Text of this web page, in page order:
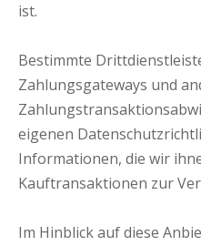
ist.
Bestimmte
Zahlungsgateways und
eigenen
Informationen, die wir
Kauftransaktionen zur
Im Hinblick auf diese